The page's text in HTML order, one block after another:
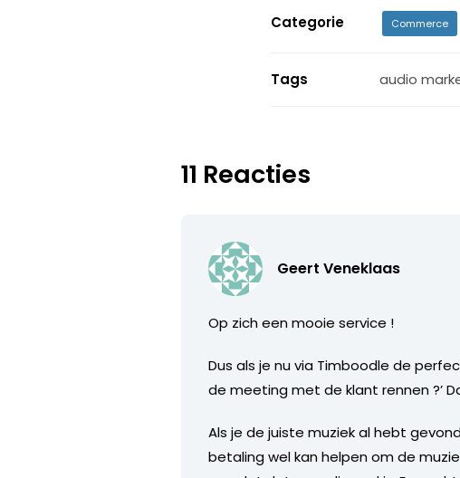
Categorie Commerce
Tags audio
11 Reacties
Geert Veneklaas
Op zich een mooie service !
Dus als je nu via Timboodle de
de meeting met de klant rennen ?’
Als je de juiste muziek al hebt
betaling wel kan helpen om de